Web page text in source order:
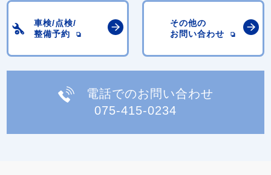
車検/点検/
整備予約
その他の
お問い合わせ
電話でのお問い合わせ
075-415-0234